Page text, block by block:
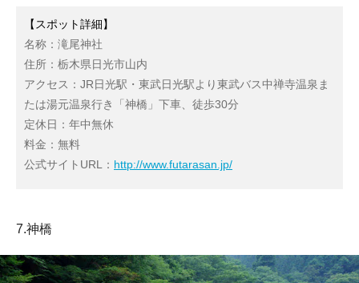
【スポット詳細】
名称：滝尾神社
住所：栃木県日光市山内
アクセス：JR日光駅・東武日光駅より東武バス中禅寺温泉ま
たは湯元温泉行き「神橋」下車、徒歩30分
定休日：年中無休
料金：無料
公式サイトURL： http://www.futarasan.jp/
7.神橋